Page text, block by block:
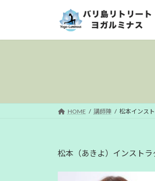
ン
ッ
ー
移
HOME 講師陣 松本インス
松本（あきよ）インストラ